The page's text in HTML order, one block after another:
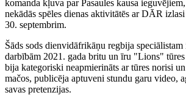
komanda kļuva par Pasaules kausa
nekādās spēles dienas aktivitātēs ar DĀR
30. septembrim.
Šāds sods dienvidāfrikāņu regbija
darbībām 2021. gada britu un īru "Lions"
bija kategoriski neapmierināts ar tūres norisi un
mačos, publicēja aptuveni stundu garu video,
savas pretenzijas.